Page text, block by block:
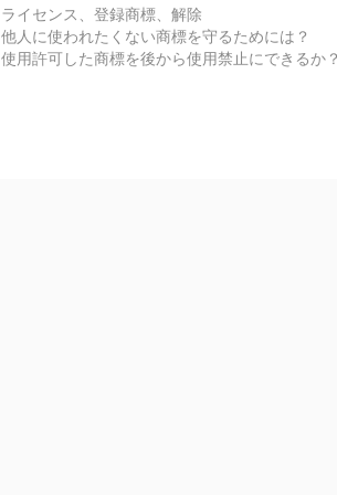
テ
ゴ
リ
タ
グ
ライセンス 、 登録商標、 解除
他人に使われたくない商標を守るためには？
使用許可した商標を後から使用禁止にできるか